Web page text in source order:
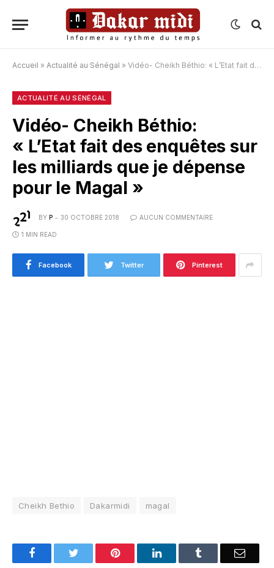
Accueil » Actualité au Sénégal » Vidéo- Cheikh Béthio: « L’Etat fait des enquêtes sur les milliards que je dépense pour le Magal »
ACTUALITÉ AU SÉNÉGAL
Vidéo- Cheikh Béthio:
« L’Etat fait des enquêtes sur
les milliards que je dépense
pour le Magal »
BY P 30 OCTOBRE 2018 AUCUN COMMENTAIRE
1 MIN READ
Facebook Twitter Pinterest
Cheikh Bethio Dakarmidi magal
FacebookTwitter Pinterest LinkedInTumblr Email